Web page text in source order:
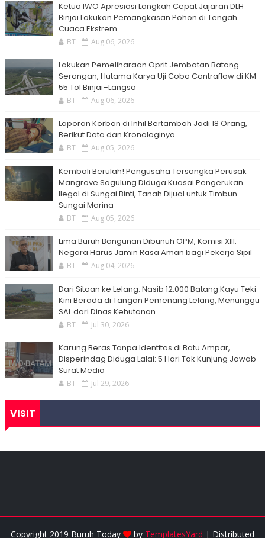
Ketua IWO Apresiasi Langkah Cepat Jajaran DLH
Binjai Lakukan Pemangkasan Pohon di Tengah
Cuaca Ekstrem
BT Aug 06, 2026
Lakukan Pemeliharaan Oprit Jembatan Batang
Serangan, Hutama Karya Uji Coba Contraflow di KM
55 Tol Binjai–Langsa
BT Aug 06, 2026
Laporan Korban di Inhil Bertambah Jadi 18 Orang,
Berikut Data dan Kronologinya
BT Aug 05, 2026
Kembali Berulah! Pengusaha Tersangka Perusak
Mangrove Sagulung Diduga Kuasai Pengerukan
Ilegal di Sungai Binti, Tanah Dijual untuk Timbun
Sungai Marina
BT Aug 05, 2026
Lima Buruh Bangunan Dibunuh OPM, Komisi XIII:
Negara Harus Jamin Rasa Aman bagi Pekerja Sipil
BT Aug 04, 2026
Dari Sitaan ke Lelang: Nasib 12.000 Batang Kayu Teki
Kini Berada di Tangan Pemenang Lelang, Menunggu
SAL dari Dinas Kehutanan
BT Jul 30, 2026
Karung Beras Tanpa Identitas di Batu Ampar,
Disperindag Diduga Lalai: 5 Hari Tak Kunjung Jawab
Surat Media
BT Jul 29, 2026
VISIT
Copyright 2019 Buruh Today by TemplatesYard | Distributed